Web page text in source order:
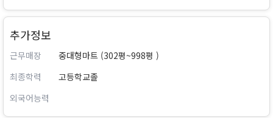
추가정보
근무매장
중대형마트 (302평~998평 )
최종학력
고등학교졸
외국어능력